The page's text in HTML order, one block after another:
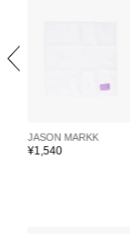
JASON MARKK
¥1,540